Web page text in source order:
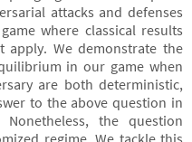
attacks and defenses
where classical results
apply. We demonstrate the
in our game when
are both deterministic,
to the above question in
the question
regime. We tackle this